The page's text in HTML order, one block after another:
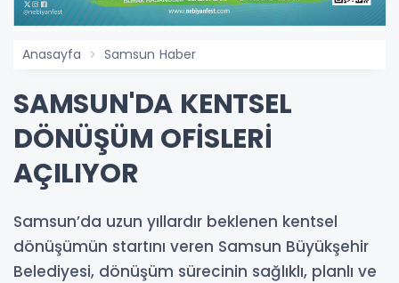
Anasayfa Samsun Haber
SAMSUN'DA KENTSEL
DÖNÜŞÜM OFİSLERİ
AÇILIYOR
Samsun’da uzun yıllardır beklenen kentsel
dönüşümün startını veren Samsun Büyükşehir
Belediyesi, dönüşüm sürecinin sağlıklı, planlı ve